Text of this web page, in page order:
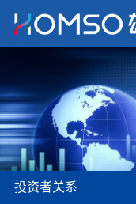
关于雄塑
产品中心
品牌服务
投资者关系